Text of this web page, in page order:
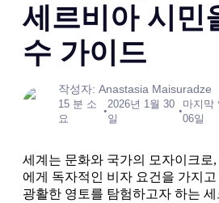
세르비아 시민
수 가이드
작성자: Anastasia Maisuradze
15 분 소
요
•
2026년 1월 30
일
•
마지막
06일
세계는 문화와 국가의 모자이크로
에게 독자적인 비자 요건을 가지
광활한 영토를 탐험하고자 하는